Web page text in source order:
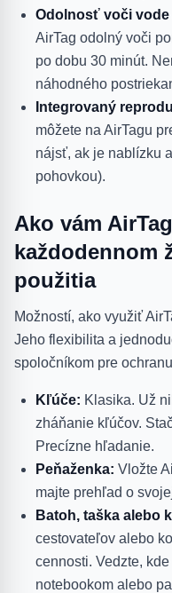
Odolnosť voči vode
AirTag odolný voči
po dobu 30 minút.
náhodného
Integrovaný
môžete na AirTagu
nájsť, ak je nablízku
pohovkou).
Ako vám
každodennom
použitia
Možností, ako využiť
Jeho flexibilita a
spoločníkom pre
Kľúče: Klasika. Už
zháňanie kľúčov.
Precízne hľadanie.
Peňaženka: Vložte
majte prehľad o
Batoh, taška alebo
cestovateľov alebo
cennosti. Vedzte,
notebookom alebo